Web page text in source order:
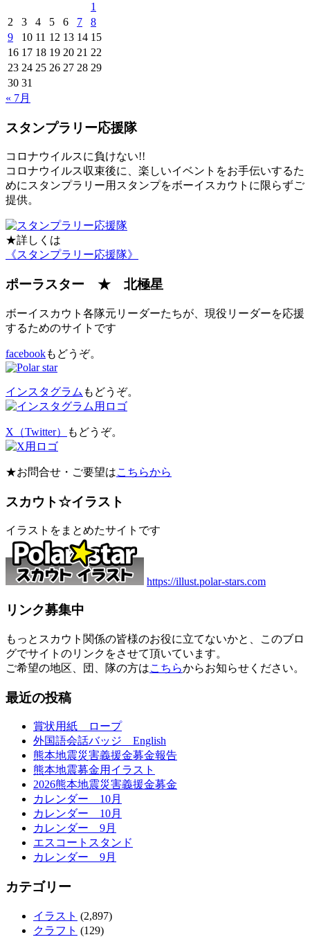
1
2
3 4 5 6 7
8
9
10 11 12 13 14 15
16 17 18 19 20 21 22
23 24 25 26 27 28 29
30 31
« 7月
スタンプラリー応援隊
コロナウイルスに負けない!!
コロナウイルス収束後に、楽しいイベントをお手伝いするた
めにスタンプラリー用スタンプをボーイスカウトに限らずご
提供。
★詳しくは
《スタンプラリー応援隊》
ポーラスター ★ 北極星
ボーイスカウト各隊元リーダーたちが、現役リーダーを応援
するためのサイトです
facebookもどうぞ。
インスタグラム もどうぞ。
X（Twitter） もどうぞ。
★お問合せ・ご要望はこちらから
スカウト☆イラスト
イラストをまとめたサイトです
https://illust.polar-stars.com
リンク募集中
もっとスカウト関係の皆様のお役に立てないかと、このブロ
グでサイトのリンクをさせて頂いています。
ご希望の地区、団、隊の方はこちらからお知らせください。
最近の投稿
賞状用紙 ロープ
外国語会話バッジ English
熊本地震災害義援金募金報告
熊本地震募金用イラスト
2026熊本地震災害義援金募金
カレンダー 10月
カレンダー 10月
カレンダー 9月
エスコートスタンド
カレンダー 9月
カテゴリー
イラスト (2,897)
クラフト (129)